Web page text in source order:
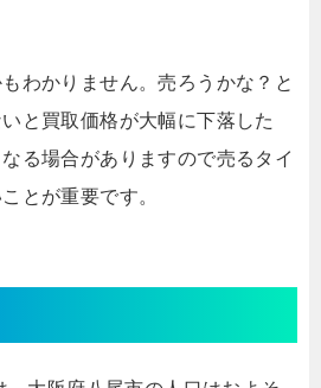
わかりません。売ろうかな？と
と買取価格が大幅に下落した
る場合がありますので売るタイ
とが重要です。